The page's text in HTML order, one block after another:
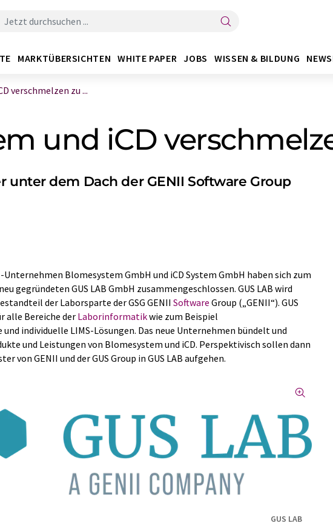
MARKTÜBERSICHTEN WHITE PAPER JOBS WISSEN & BILDUNG
verschmelzen zu ...
und iCD
unter dem Dach der GENII Software Group
Unternehmen Blomesystem GmbH und iCD System GmbH haben sich zum
gegründeten GUS LAB GmbH zusammengeschlossen. GUS LAB wird
der Laborsparte der GSG GENIISoftware Group („GENII“). GUS
alle Bereiche der Laborinformatikwie zum Beispiel
individuelle LIMS-Lösungen. Das neue Unternehmen bündelt und
und Leistungen von Blomesystem und iCD. Perspektivisch sollen dann
von GENII und der GUS Group in GUS LAB aufgehen.
GUS LAB